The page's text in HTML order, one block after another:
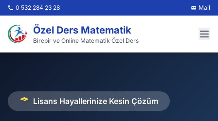
0 532 284 23 28 Mail
Özel Ders Matematik
Birebir ve Online Matematik Özel Ders
Tüm Ders Ücretleri
Lisans Hayallerinize Kesin Çözüm